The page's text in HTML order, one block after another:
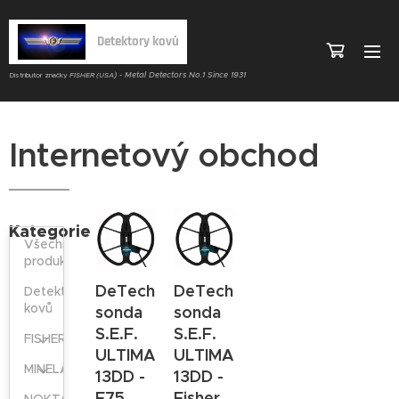
Detektory kovů
Distributor značky FISHER (USA) - Metal Detectors No.1 Since 1931
Internetový obchod
Kategorie
Všechny
produkty
Detektory
kovů
FISHER
MINELAB
DeTech
sonda
S.E.F.
ULTIMATE
13DD -
DeTech
sonda
S.E.F.
ULTIMATE
13DD -